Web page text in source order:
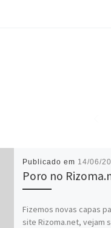
Publicado em 14/06/
Poro no
Fizemos novas capas
site Rizoma.net, vejam